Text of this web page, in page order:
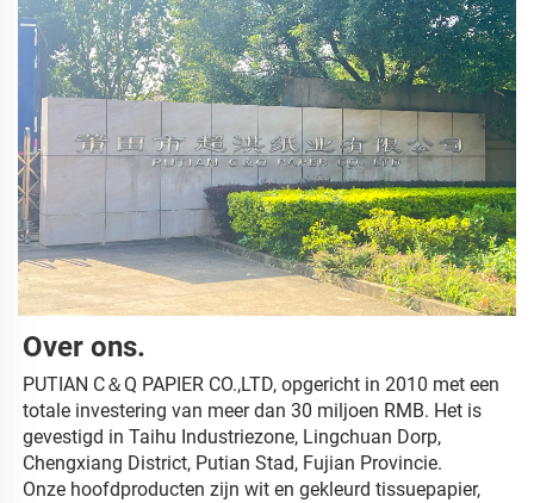
Over ons.
PUTIAN C＆Q PAPIER CO.,LTD, opgericht in 2010 met een
totale investering van meer dan 30 miljoen RMB. Het is
gevestigd in Taihu Industriezone, Lingchuan Dorp,
Chengxiang District, Putian Stad, Fujian Provincie.
Onze hoofdproducten zijn wit en gekleurd tissuepapier,